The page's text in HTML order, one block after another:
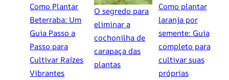
Como Plantar
Beterraba: Um
Guia Passo a
Passo para
Cultivar Raízes
Vibrantes
O segredo para
eliminar a
cochonilha de
carapaça das
plantas
Como plantar
laranja por
semente: Guia
completo para
cultivar suas
próprias